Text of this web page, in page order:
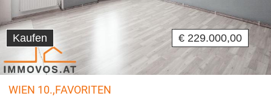
Kaufen € 229.000,00
WIEN 10.,FAVORITEN